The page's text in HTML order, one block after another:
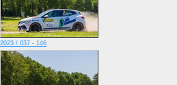
2023 / 037 - 146